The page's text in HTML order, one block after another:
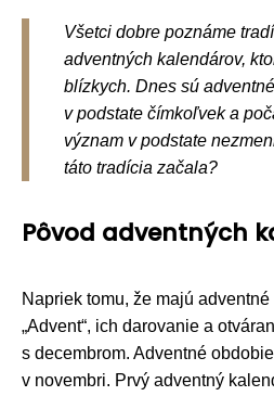
Všetci dobre poznáme
adventných kalendárov,
blízkych. Dnes sú
v podstate čímkoľvek a
význam v podstate
táto tradícia začala?
Pôvod adventných
Napriek tomu, že majú
„Advent“, ich darovanie a
s decembrom. Adventné
v novembri. Prvý adventný